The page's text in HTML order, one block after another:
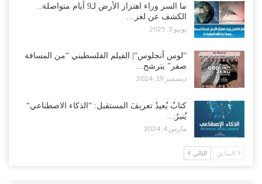
ما السر وراء اهتزاز الأرض لـ9 أيام متواصلة..
الكشف عن لغز…
يونيو 3, 2025
“لوس أنجلوس“| الفيلم الفلسطيني “من المسافة
صفر” يترشح…
ديسمبر 19, 2024
كتابٌ يُعيدُ تعريفَ المستقبل: “الذكاء الاصطناعي“
يُنيرُ…
مارس 4, 2024
السابق التالي